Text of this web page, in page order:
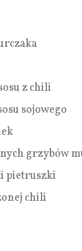
z chili
sojowego
grzybów
pietruszki
chili